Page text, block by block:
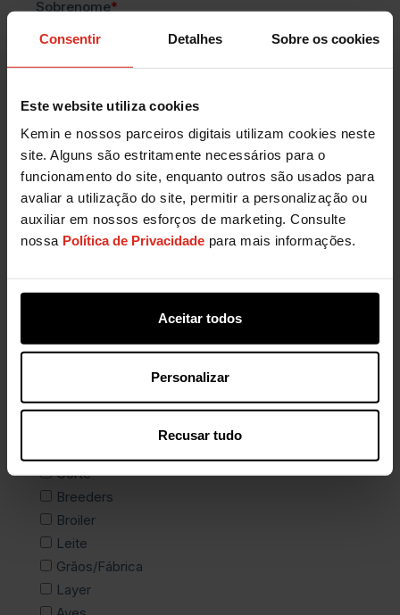
Consentir Detalhes Sobre os cookies
Este website utiliza cookies
Kemin e nossos parceiros digitais utilizam cookies neste
site. Alguns são estritamente necessários para o
funcionamento do site, enquanto outros são usados para
avaliar a utilização do site, permitir a personalização ou
auxiliar em nossos esforços de marketing. Consulte
nossa Política de Privacidade para mais informações.
Aceitar todos
Personalizar
Recusar tudo